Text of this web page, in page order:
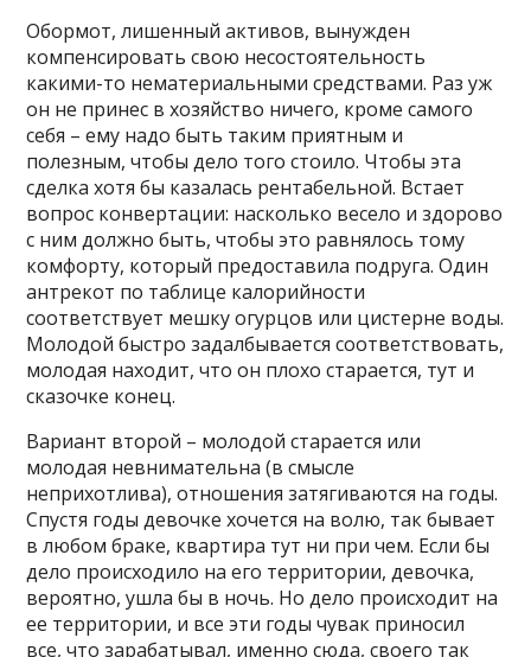
Обормот, лишенный активов, вынужден
компенсировать свою несостоятельность
какими-то нематериальными средствами. Раз уж
он не принес в хозяйство ничего, кроме самого
себя – ему надо быть таким приятным и
полезным, чтобы дело того стоило. Чтобы эта
сделка хотя бы казалась рентабельной. Встает
вопрос конвертации: насколько весело и здорово
с ним должно быть, чтобы это равнялось тому
комфорту, который предоставила подруга. Один
антрекот по таблице калорийности
соответствует мешку огурцов или цистерне воды.
Молодой быстро задалбывается соответствовать,
молодая находит, что он плохо старается, тут и
сказочке конец.
Вариант второй – молодой старается или
молодая невнимательна (в смысле
неприхотлива), отношения затягиваются на годы.
Спустя годы девочке хочется на волю, так бывает
в любом браке, квартира тут ни при чем. Если бы
дело происходило на его территории, девочка,
вероятно, ушла бы в ночь. Но дело происходит на
ее территории, и все эти годы чувак приносил
все, что зарабатывал, именно сюда, своего так